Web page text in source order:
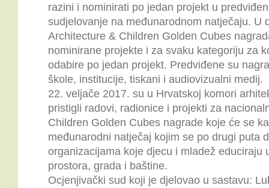
razini i nominirati po jedan projekt u
sudjelovanje na međunarodnom natječaju. U
Architecture & Children Golden Cubes
nominirane projekte i za svaku kategoriju za
odabire po jedan projekt. Predviđene su
škole, institucije, tiskani i audiovizualni medij.
22. veljače 2017. su u Hrvatskoj komori
pristigli radovi, radionice i projekti za
Children Golden Cubes nagrade koje će se
međunarodni natječaj kojim se po drugi puta
organizacijama koje djecu i mladež educiraju
prostora, grada i baštine.
Ocjenjivački sud koji je djelovao u sastavu: